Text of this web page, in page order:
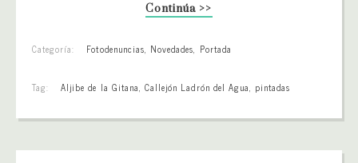
Continúa >>
Categoría: Fotodenuncias, Novedades, Portada
Tag: Aljibe de la Gitana,Callejón Ladrón del Agua, pintadas